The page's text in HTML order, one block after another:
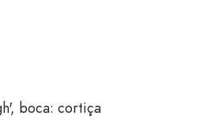
Frascos de pulverização